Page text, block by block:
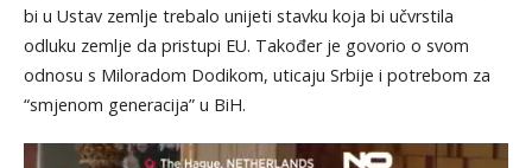
bi u Ustav zemlje trebalo unijeti stavku koja bi učvrstila
odluku zemlje da pristupi EU. Također je govorio o svom
odnosu s Miloradom Dodikom, uticaju Srbije i potrebom za
“smjenom generacija” u BiH.